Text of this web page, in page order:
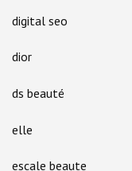
digital seo
dior
ds beauté
elle
escale beaute